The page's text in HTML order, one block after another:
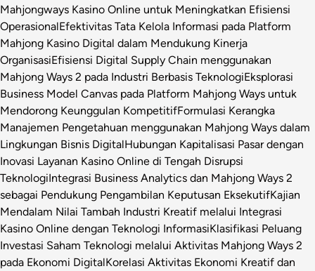
Mahjongways Kasino Online untuk Meningkatkan Efisiensi
OperasionalEfektivitas Tata Kelola Informasi pada Platform
Mahjong Kasino Digital dalam Mendukung Kinerja
OrganisasiEfisiensi Digital Supply Chain menggunakan
Mahjong Ways 2 pada Industri Berbasis TeknologiEksplorasi
Business Model Canvas pada Platform Mahjong Ways untuk
Mendorong Keunggulan KompetitifFormulasi Kerangka
Manajemen Pengetahuan menggunakan Mahjong Ways dalam
Lingkungan Bisnis DigitalHubungan Kapitalisasi Pasar dengan
Inovasi Layanan Kasino Online di Tengah Disrupsi
TeknologiIntegrasi Business Analytics dan Mahjong Ways 2
sebagai Pendukung Pengambilan Keputusan EksekutifKajian
Mendalam Nilai Tambah Industri Kreatif melalui Integrasi
Kasino Online dengan Teknologi InformasiKlasifikasi Peluang
Investasi Saham Teknologi melalui Aktivitas Mahjong Ways 2
pada Ekonomi DigitalKorelasi Aktivitas Ekonomi Kreatif dan